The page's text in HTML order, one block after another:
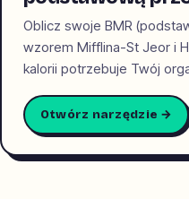
Oblicz swoje BMR
wzorem Mifflina-St Jeor i
kalorii potrzebuje Twój
Otwórz narzędzie →